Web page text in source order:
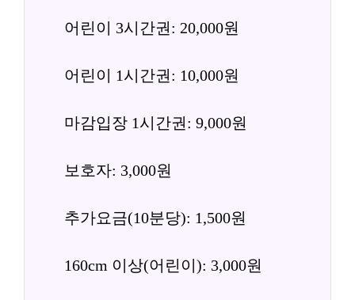
어린이 3시간권: 20,000원
어린이 1시간권: 10,000원
마감입장 1시간권: 9,000원
보호자: 3,000원
추가요금(10분당): 1,500원
160cm 이상(어린이): 3,000원